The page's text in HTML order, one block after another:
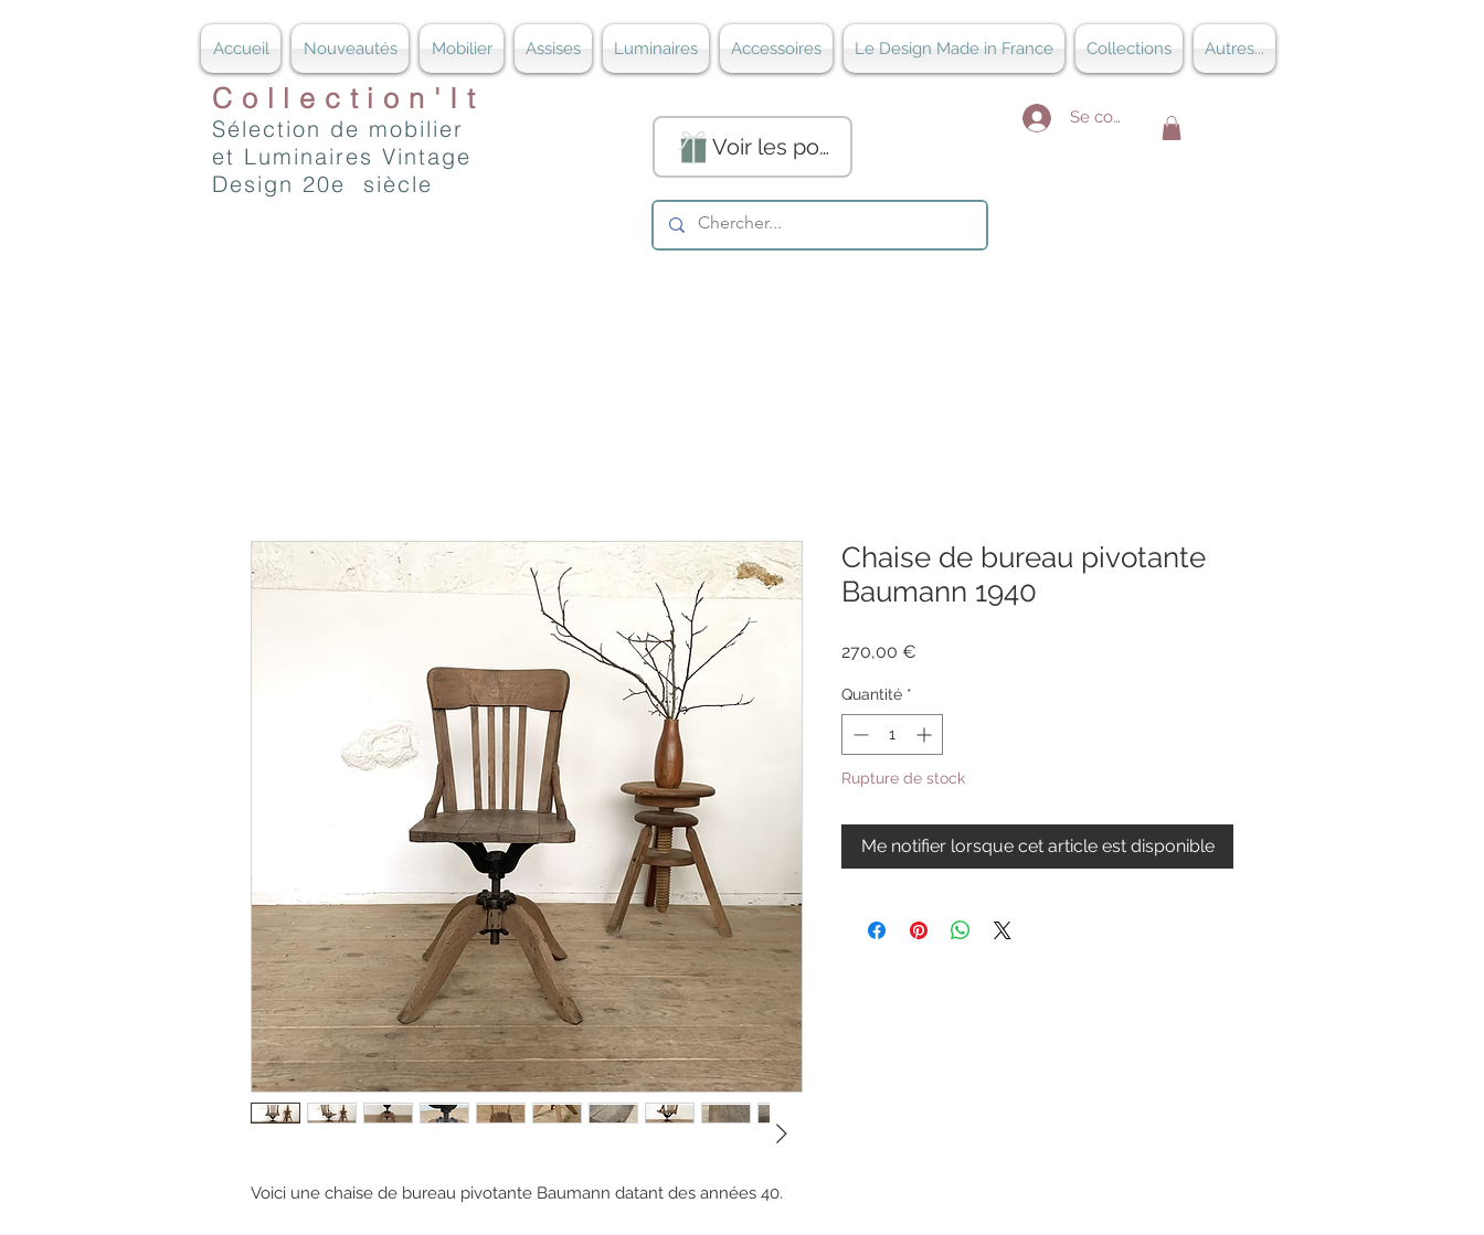
Accueil Nouveautés Mobilier Assises Luminaires Accessoires Le Design Made in France Collections Autres...
Collection'It
Sélection de mobilier
et Luminaires Vintage
Design 20e siècle
Voir les points
Se connecter
Voici une chaise de bureau pivotante Baumann datant des années 40.
Chaise de bureau pivotante
Baumann 1940
270,00 €
Quantité *
Rupture de stock
Me notifier lorsque cet article est disponible